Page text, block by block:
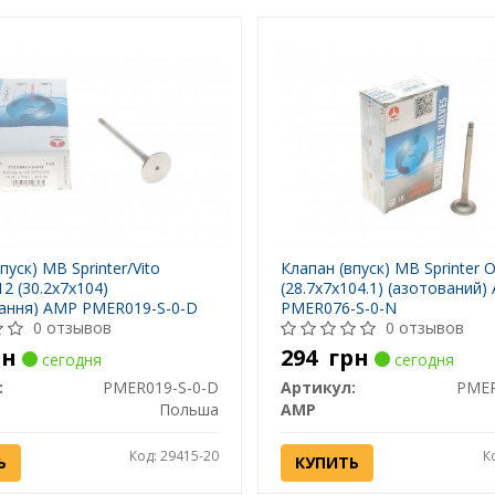
MB Sprinter/Vito
(30.2x7x104)
AMP PMER019-S-0-D
0 отзывов
сегодня
PMER019-S-0-D
Польша
Код: 29415-20
Клапан (впуск) MB Sprinter
(28.7x7x104.1) (азотований)
PMER076-S-0-N
0 отзывов
294 грн
сегодня
Артикул:
AMP
КУПИТЬ